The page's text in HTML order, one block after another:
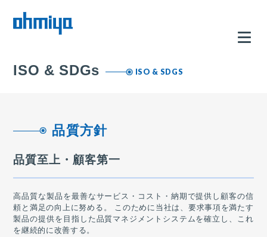
ISO & SDGs ISO & SDGS
品質方針
品質至上・顧客第一
高品質な製品を最善なサービス・コスト・納期で提供し顧客の信
頼と満足の向上に努める。 このために当社は、要求事項を満たす
製品の提供を目指した品質マネジメントシステムを確立し、これ
を継続的に改善する。